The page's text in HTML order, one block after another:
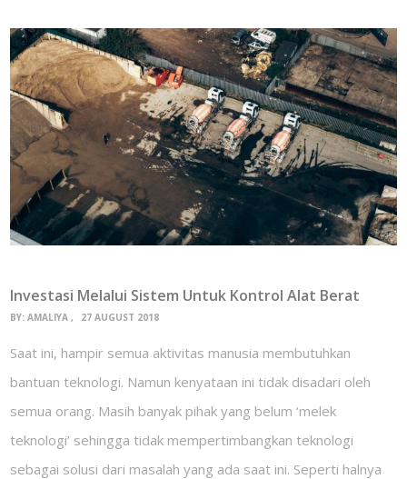
Investasi Melalui Sistem Untuk Kontrol Alat Berat
BY:AMALIYA 27 AUGUST 2018
Saat ini, hampir semua aktivitas manusia membutuhkan
bantuan teknologi. Namun kenyataan ini tidak disadari oleh
semua orang. Masih banyak pihak yang belum ‘melek
teknologi’ sehingga tidak mempertimbangkan teknologi
sebagai solusi dari masalah yang ada saat ini. Seperti halnya